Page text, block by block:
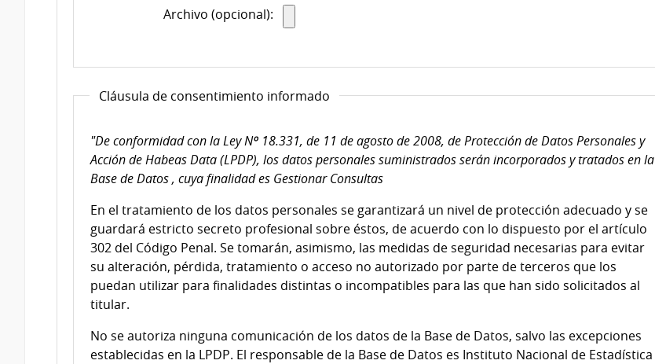
Archivo (opcional):
Cláusula de consentimiento informado
"De conformidad con la Ley Nº 18.331, de 11 de agosto de 2008, de Protección de Datos Personales y
Acción de Habeas Data (LPDP), los datos personales suministrados serán incorporados y tratados en la
Base de Datos , cuya finalidad es Gestionar Consultas
En el tratamiento de los datos personales se garantizará un nivel de protección adecuado y se
guardará estricto secreto profesional sobre éstos, de acuerdo con lo dispuesto por el artículo
302 del Código Penal. Se tomarán, asimismo, las medidas de seguridad necesarias para evitar
su alteración, pérdida, tratamiento o acceso no autorizado por parte de terceros que los
puedan utilizar para finalidades distintas o incompatibles para las que han sido solicitados al
titular.
No se autoriza ninguna comunicación de los datos de la Base de Datos, salvo las excepciones
establecidas en la LPDP. El responsable de la Base de Datos es Instituto Nacional de Estadística